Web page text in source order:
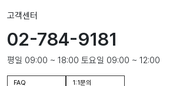
고객센터
02-784-9181
평일 09:00 ~ 18:00 토요일 09:00 ~ 12:00
FAQ 1:1문의